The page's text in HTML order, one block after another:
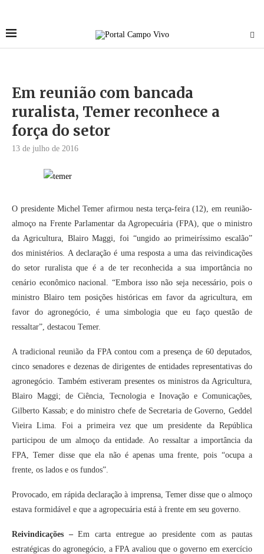
Em reunião com bancada
ruralista, Temer reconhece a
força do setor
13 de julho de 2016
O presidente Michel Temer afirmou nesta terça-feira (12), em reunião-
almoço na Frente Parlamentar da Agropecuária (FPA), que o ministro
da Agricultura, Blairo Maggi, foi “ungido ao primeiríssimo escalão”
dos ministérios. A declaração é uma resposta a uma das reivindicações
do setor ruralista que é a de ter reconhecida a sua importância no
cenário econômico nacional. “Embora isso não seja necessário, pois o
ministro Blairo tem posições históricas em favor da agricultura, em
favor do agronegócio, é uma simbologia que eu faço questão de
ressaltar”, destacou Temer.
A tradicional reunião da FPA contou com a presença de 60 deputados,
cinco senadores e dezenas de dirigentes de entidades representativas do
agronegócio. Também estiveram presentes os ministros da Agricultura,
Blairo Maggi; de Ciência, Tecnologia e Inovação e Comunicações,
Gilberto Kassab; e do ministro chefe de Secretaria de Governo, Geddel
Vieira Lima. Foi a primeira vez que um presidente da República
participou de um almoço da entidade. Ao ressaltar a importância da
FPA, Temer disse que ela não é apenas uma frente, pois “ocupa a
frente, os lados e os fundos”.
Provocado, em rápida declaração à imprensa, Temer disse que o almoço
estava formidável e que a agropecuária está à frente em seu governo.
Reivindicações –Em carta entregue ao presidente com as pautas
estratégicas do agronegócio, a FPA avaliou que o governo em exercício